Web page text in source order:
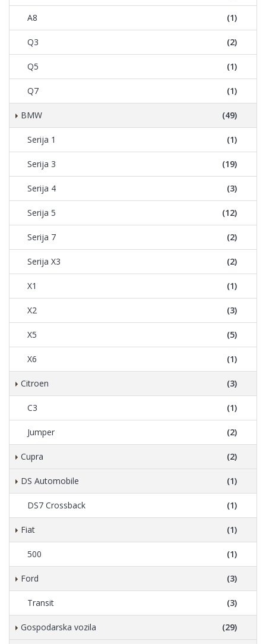
A8 (1)
Q3 (2)
Q5 (1)
Q7 (1)
BMW (49)
Serija 1 (1)
Serija 3 (19)
Serija 4 (3)
Serija 5 (12)
Serija 7 (2)
Serija X3 (2)
X1 (1)
X2 (3)
X5 (5)
X6 (1)
Citroen (3)
C3 (1)
Jumper (2)
Cupra (2)
DS Automobile (1)
DS7 Crossback (1)
Fiat (1)
500 (1)
Ford (3)
Transit (3)
Gospodarska vozila (29)